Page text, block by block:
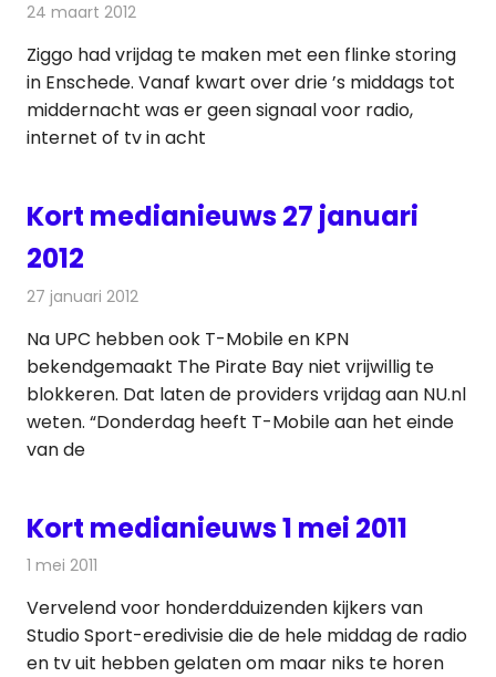
24 maart 2012
Ziggo had vrijdag te maken met een flinke storing
in Enschede. Vanaf kwart over drie ’s middags tot
middernacht was er geen signaal voor radio,
internet of tv in acht
Kort medianieuws 27 januari
2012
27 januari 2012
Na UPC hebben ook T-Mobile en KPN
bekendgemaakt The Pirate Bay niet vrijwillig te
blokkeren. Dat laten de providers vrijdag aan NU.nl
weten. “Donderdag heeft T-Mobile aan het einde
van de
Kort medianieuws 1 mei 2011
1 mei 2011
Vervelend voor honderdduizenden kijkers van
Studio Sport-eredivisie die de hele middag de radio
en tv uit hebben gelaten om maar niks te horen